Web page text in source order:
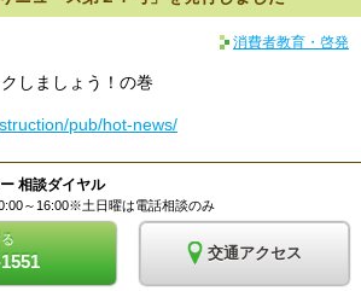
消費者教育・啓発
しましょう！の巻
pub/hot-news/
相談ダイヤル
～16:00※土日曜は電話相談のみ
交通アクセス